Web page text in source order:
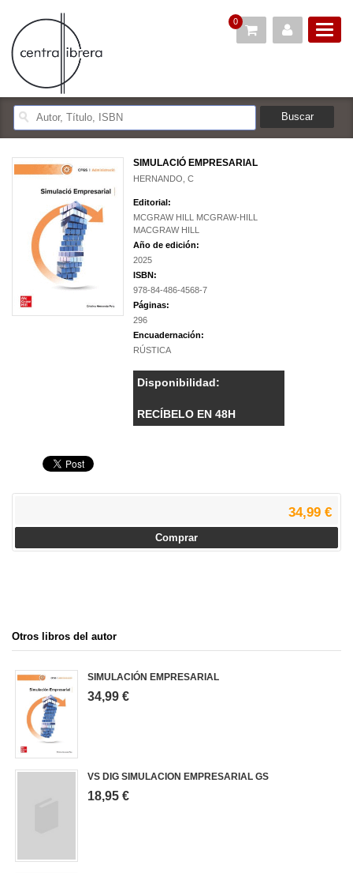
0
SIMULACIÓ EMPRESARIAL
HERNANDO, C
Editorial:
MCGRAW HILL MCGRAW-HILL
MACGRAW HILL
Año de edición:
2025
ISBN:
978-84-486-4568-7
Páginas:
296
Encuadernación:
RÚSTICA
Disponibilidad:
RECÍBELO EN 48H
34,99 €
Comprar
Otros libros del autor
SIMULACIÓN EMPRESARIAL
34,99 €
VS DIG SIMULACION EMPRESARIAL GS
18,95 €